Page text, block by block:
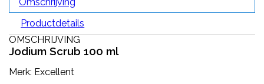
Productdetails
OMSCHRIJVING
Jodium Scrub 100 ml
Merk: Excellent